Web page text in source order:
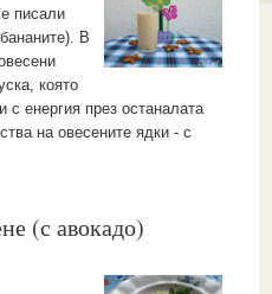
писали
В
която
енергия през останалата
на овесените ядки - с
(с авокадо)